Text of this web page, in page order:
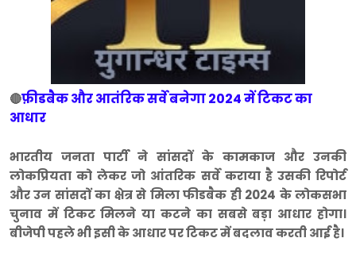
🔴फ़ीडबैक और आतंरिक सर्वे बनेगा 2024 में टिकट का
आधार
भारतीय जनता पार्टी ने सांसदों के कामकाज और उनकी
लोकप्रियता को लेकर जो आंतरिक सर्वे कराया है उसकी रिपोर्ट
और उन सांसदों का क्षेत्र से मिला फीडबैक ही 2024 के लोकसभा
चुनाव में टिकट मिलने या कटने का सबसे बड़ा आधार होगा।
बीजेपी पहले भी इसी के आधार पर टिकट में बदलाव करती आई है।